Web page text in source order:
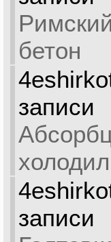
Римский
бетон
записи
записи